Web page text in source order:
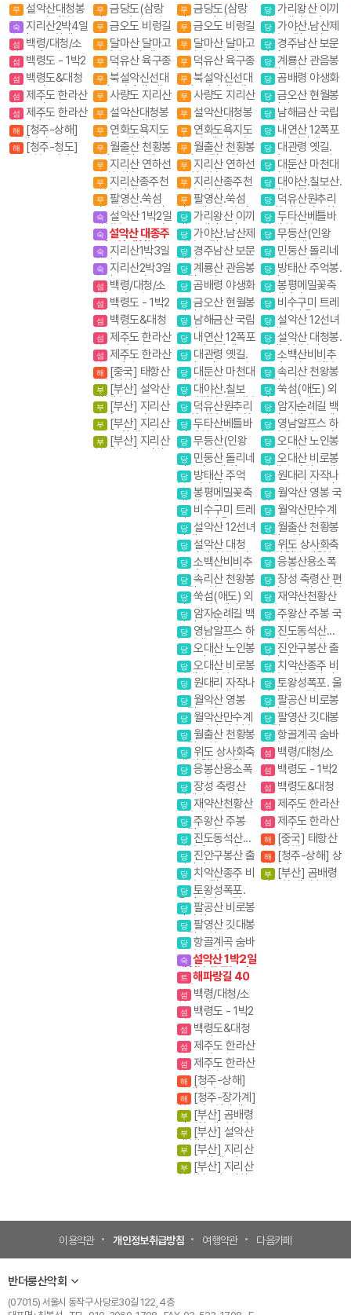
무 설악산대청봉
공룡능선 서북능
선 백담사
숙 지리산2박4일
숙박종주(화대.성
중)
섬 백령/대청/소
청- 3박4일
섬 백령도 - 1박2
일
섬 백령도&대청
도 - 2박3일
섬 제주도 한라산
항공 1박2일
섬 제주도 한라산
항공 당일
해 [청주-상해]
상해관광 4일 / 상
해+황산 5일
해 [청주-청도]
중국 청도관광 3
무 금당도(삼랑
산)+금당적벽길.
블랙야크섬&산
무 금오도 비렁길
무 달마산 달마고
도길 수국축제
무 덕유산 육구종
주. 영구종주
무 북설악신선대
일출(성인대) 내설
악 4암자길
무 사량도 지리산
무 설악산대청봉
공룡능선 서북능
선 백담사
무 연화도욕지도
수국축제 섬&산
무 월출산 천황봉
일출 국립공원
무 지리산 연하선
경 천왕봉
무 지리산종주천
왕봉(화대.성중)
무 팔영산.쑥섬
다도해일출 쑥섬
야생화
숙 설악산 1박2일
대청봉.공룡능선
(갈땐 시외버스이
용)
숙 설악산 대종주
1박3일 대청봉.공
룡능선 서북능선
숙 지리산1박3일
숙박종주(성중.화
대)
숙 지리산2박3일
숙박종주(성중,성
대)
섬 백령/대청/소
청- 3박4일
섬 백령도 - 1박2
일
섬 백령도&대청
도 - 2박3일
섬 제주도 한라산
항공 1박2일
섬 제주도 한라산
항공 당일
해 [중국] 태항산
핵심여행 4일
부 [부산] 설악산
대청봉. 공룡능선
부 [부산] 지리산
숙박종주(성중.화
대)1무1박3일
부 [부산] 지리산
종주 (화대. 성중)
천왕봉코스
부 [부산] 지리산
천왕봉일출.연하
무 금당도(삼랑
산)+금당적벽길.
블랙야크섬&산
무 금오도 비렁길
무 달마산 달마고
도길 수국축제
무 덕유산 육구종
주. 영구종주
무 북설악신선대
일출(성인대) 내설
악 4암자길
무 사량도 지리산
무 설악산대청봉
공룡능선 서북능
선 백담사
무 연화도욕지도
수국축제 섬&산
무 월출산 천황봉
일출 국립공원
무 지리산 연하선
경 천왕봉
무 지리산종주천
왕봉(화대.성중)
무 팔영산.쑥섬
다도해일출 쑥섬
야생화
당 가리왕산 이끼
계곡,케이블카(여
행코스)
당 가야산.남산제
일봉 국립공원
당 경주남산 보문
단지
당 계룡산 관음봉
국립공원
당 곰배령 야생화
당 금오산 현월봉
약사암
당 남해금산 국립
공원
당 내연산 12폭포
소금강전망대
당 대관령 옛길.
금강소나무 숲길
당 대둔산 마천대
진달래
당 대야산.칠보
산.막장봉+장성봉
당 덕유산원추리
꽃 향적봉 야생화
당 두타산베틀바
위.마천루협곡
당 무등산(인왕
봉) 서석대
당 민둥산 돌리네
인스타그램 핫플
레이스
당 방태산 주억
봉. 적가리골
당 봉평메밀꽃축
제 태기산
당 비수구미 트레
킹 오지마을
당 설악산 12선녀
탕계곡
당 설악산 대청
봉.귀때기청봉진
달래.흘림골 강원
20대명산
당 소백산비비추
꽃 비로봉 국망봉
야생화
당 속리산 천왕봉
국립공원
당 쑥섬(애도) 외
나로도 봉래산
당 암자순례길 백
담사 영시암 오세
암 내설악
당 영남알프스 하
늘억새길(신불산
영축산) 억새축제
당 오대산 노인봉
소금강계곡
당 오대산 비로봉
선재길 강원20대
명산
당 원대리 자작나
무숲 속삭이는 자
작나무 숲
당 월악산 영봉
국립공원
당 월악산만수계
곡 포암산 만수봉
당 월출산 천황봉
국립공원
당 위도 상사화축
제.망월봉.대월습
곡
당 응봉산용소폭
포 온정골
당 장성 축령산
편백나무숲 치유
의길
당 재약산천황산
표충사 (영남알프
스 억새)
당 주왕산 주봉
국립공원
당 진도동석산...
암봉과 암릉의 골
산을 매력을 만끽
하다
당 진안구봉산 출
렁다리
당 치악산종주 비
로봉 국립공원 강
원20대명산
당 토왕성폭포.
울산바위. 국립공
원 스탬프
당 팔공산 비로봉
갓바위
당 팔영산 깃대봉
국립공원
당 항골계곡 숨바
우길 트레킹
숙 설악산 1박2일
대청봉.공룡능선
트 해파랑길 40
코스
섬 백령/대청/소
청- 3박4일
섬 백령도 - 1박2
일
섬 백령도&대청
도 - 2박3일
섬 제주도 한라산
항공 1박2일
섬 제주도 한라산
항공 당일
해 [청주-상해]
상해관광 4일 / 상
해+황산 5일
해 [청주-장가계]
천문산+원가계
+천문산쇼 3박4
일/4박5일
부 [부산] 곰배령
야생화.새벽출발.
야생화의천국
부 [부산] 설악산
대청봉. 공룡능선
부 [부산] 지리산
종주 (화대. 성중)
천왕봉코스
부 [부산] 지리산
천왕봉일출.연하
당 가리왕산 이끼
계곡,케이블카(여
행코스)
당 가야산.남산제
일봉 국립공원
당 경주남산 보문
단지
당 계룡산 관음봉
국립공원
당 곰배령 야생화
당 금오산 현월봉
약사암
당 남해금산 국립
공원
당 내연산 12폭포
소금강전망대
당 대관령 옛길.
금강소나무 숲길
당 대둔산 마천대
진달래
당 대야산.칠보산.
막장봉+장성봉
당 덕유산원추리
꽃 향적봉 야생화
당 두타산베틀바
위.마천루협곡
당 무등산(인왕
봉) 서석대
당 민둥산 돌리네
인스타그램 핫플레
이스
당 방태산 주억봉.
적가리골
당 봉평메밀꽃축
제 태기산
당 비수구미 트레
킹 오지마을
당 설악산 12선녀
탕계곡
당 설악산 대청봉.
귀때기청봉진달래.
흘림골 강원20대
명산
당 소백산비비추
꽃 비로봉 국망봉
야생화
당 속리산 천왕봉
국립공원
당 쑥섬(애도) 외
나로도 봉래산
당 암자순례길 백
담사 영시암 오세
암 내설악
당 영남알프스 하
늘억새길(신불산
영축산) 억새축제
당 오대산 노인봉
소금강계곡
당 오대산 비로봉
선재길 강원20대
명산
당 원대리 자작나
무숲 속삭이는 자
작나무 숲
당 월악산 영봉 국
립공원
당 월악산만수계
곡 포암산 만수봉
당 월출산 천황봉
국립공원
당 위도 상사화축
제.망월봉.대월습
곡
당 응봉산용소폭
포 온정골
당 장성 축령산 편
백나무숲 치유의길
당 재약산천황산
표충사 (영남알프
스 억새)
당 주왕산 주봉 국
립공원
당 진도동석산...
암봉과 암릉의 골
산을 매력을 만끽
하다
당 진안구봉산 출
렁다리
당 치악산종주 비
로봉 국립공원 강
원20대명산
당 토왕성폭포. 울
산바위. 국립공원
스탬프
당 팔공산 비로봉
갓바위
당 팔영산 깃대봉
국립공원
당 항골계곡 숨바
우길 트레킹
섬 백령/대청/소
청- 3박4일
섬 백령도 - 1박2
일
섬 백령도&대청
도 - 2박3일
섬 제주도 한라산
항공 1박2일
섬 제주도 한라산
항공 당일
해 [중국] 태항산
핵심여행 4일
해 [청주-상해] 상
해관광 4일 / 상해
+황산 5일
부 [부산] 곰배령
야생화.새벽출발.
이용약관 개인정보취급방침 여행약관 다음카페
반더룽산악회
(07015) 서울시 동작구 사당로30길 122, 4층